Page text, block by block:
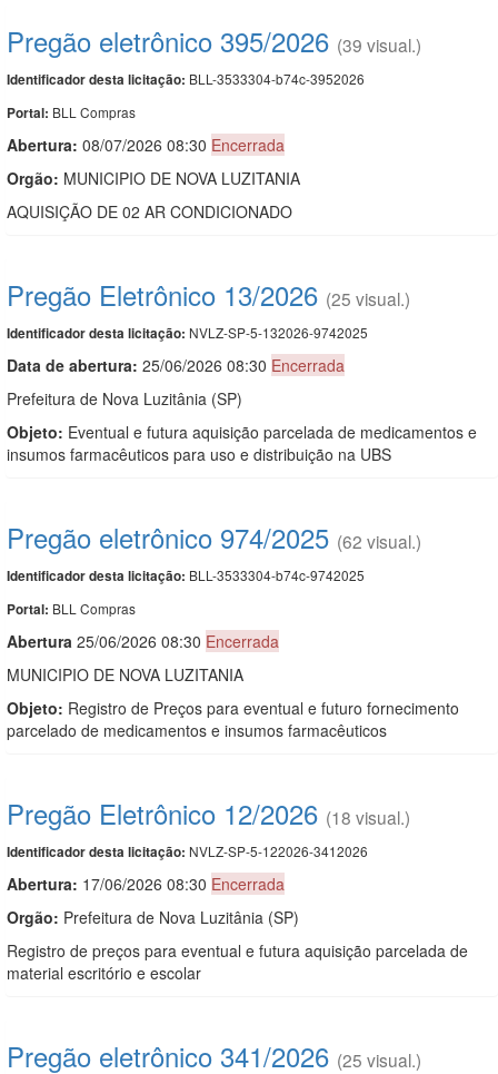
Pregão eletrônico 395/2026 (39 visual.)
Identificador desta licitação: BLL-3533304-b74c-3952026
Portal: BLL Compras
Abertura: 08/07/2026 08:30 Encerrada
Orgão: MUNICIPIO DE NOVA LUZITANIA
AQUISIÇÃO DE 02 AR CONDICIONADO
Pregão Eletrônico 13/2026 (25 visual.)
Identificador desta licitação: NVLZ-SP-5-132026-9742025
Data de abertura: 25/06/2026 08:30 Encerrada
Prefeitura de Nova Luzitânia (SP)
Objeto: Eventual e futura aquisição parcelada de medicamentos e
insumos farmacêuticos para uso e distribuição na UBS
Pregão eletrônico 974/2025 (62 visual.)
Identificador desta licitação: BLL-3533304-b74c-9742025
Portal: BLL Compras
Abertura 25/06/2026 08:30 Encerrada
MUNICIPIO DE NOVA LUZITANIA
Objeto: Registro de Preços para eventual e futuro fornecimento
parcelado de medicamentos e insumos farmacêuticos
Pregão Eletrônico 12/2026 (18 visual.)
Identificador desta licitação: NVLZ-SP-5-122026-3412026
Abertura: 17/06/2026 08:30 Encerrada
Orgão: Prefeitura de Nova Luzitânia (SP)
Registro de preços para eventual e futura aquisição parcelada de
material escritório e escolar
Pregão eletrônico 341/2026 (25 visual.)